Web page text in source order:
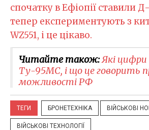
спочатку в Ефіопії ставили
тепер експериментують з
WZ551, і це цікаво.
Читайте також:Які цифри
Ту-95МС, і що це говорить
можливості РФ
ТЕГИ БРОНЕТЕХНІКА ВІЙСЬКОВІ
ВІЙСЬКОВІ ТЕХНОЛОГІЇ